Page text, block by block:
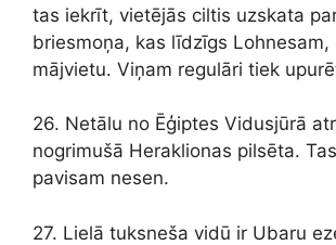
tas iekrīt, vietējās ciltis uzskata
briesmoņa, kas līdzīgs Lohnesam,
mājvietu. Viņam regulāri tiek
26. Netālu no Ēģiptes Vidusjūrā
nogrimušā Heraklionas pilsēta.
pavisam nesen.
27. Lielā tuksneša vidū ir Ubaru